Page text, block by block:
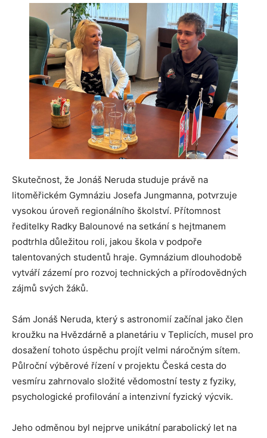
Skutečnost, že Jonáš Neruda studuje právě na
litoměřickém Gymnáziu Josefa Jungmanna, potvrzuje
vysokou úroveň regionálního školství. Přítomnost
ředitelky Radky Balounové na setkání s hejtmanem
podtrhla důležitou roli, jakou škola v podpoře
talentovaných studentů hraje. Gymnázium dlouhodobě
vytváří zázemí pro rozvoj technických a přírodovědných
zájmů svých žáků.
Sám Jonáš Neruda, který s astronomií začínal jako člen
kroužku na Hvězdárně a planetáriu v Teplicích, musel pro
dosažení tohoto úspěchu projít velmi náročným sítem.
Půlroční výběrové řízení v projektu Česká cesta do
vesmíru zahrnovalo složité vědomostní testy z fyziky,
psychologické profilování a intenzivní fyzický výcvik.
Jeho odměnou byl nejprve unikátní parabolický let na